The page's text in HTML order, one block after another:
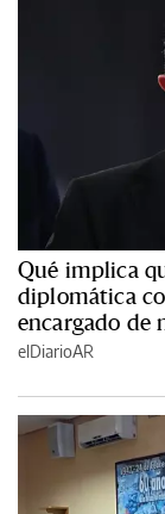
Qué implica
diplomática
encargado de
elDiarioAR